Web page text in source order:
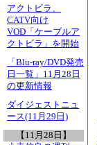
アクトビラ、
CATV向け
VOD「ケーブルア
クトビラ」を開始
「Blu-ray/DVD発売
日一覧」11月28日
の更新情報
ダイジェストニュ
ース(11月29日)
【11月28日】